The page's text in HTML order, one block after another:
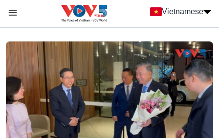
Nhảy đến nội dung
Vietnamese
Main navigation
menu phụ tiếng Việt